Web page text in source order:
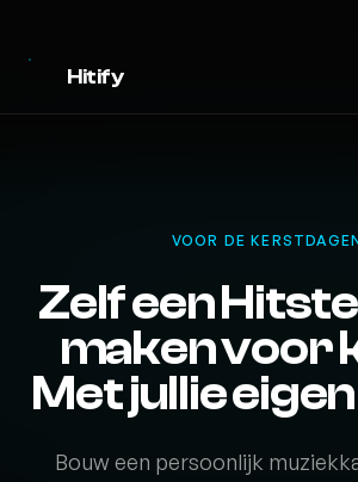
Hitify
VOOR DE
Zelf een
maken voor
Met jullie
Bouw een persoonlijk